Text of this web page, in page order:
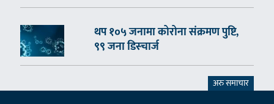
थप १०५ जनामा कोरोना संक्रमण पुष्टि,
९९ जना डिस्चार्ज
अरु समाचार